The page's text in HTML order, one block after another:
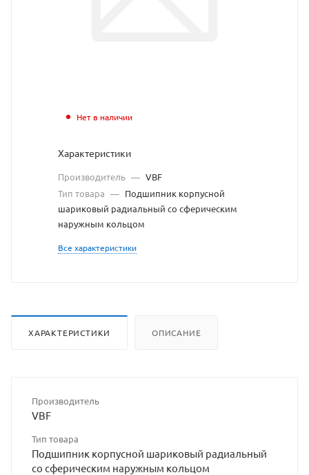
сайта
Нет в наличии
Характеристики
Производитель — VBF
Тип товара — Подшипник корпусной
шариковый радиальный со сферическим
наружным кольцом
Все характеристики
ХАРАКТЕРИСТИКИ ОПИСАНИЕ
Производитель
VBF
Тип товара
Подшипник корпусной шариковый радиальный
со сферическим наружным кольцом